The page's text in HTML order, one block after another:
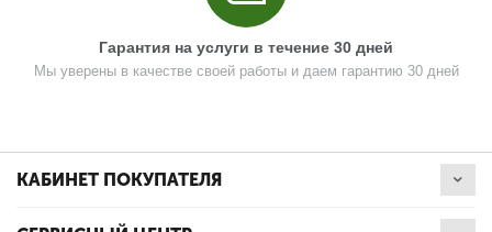
Гарантия на услуги в течение 30 дней
Мы уверены в качестве своей работы и даем гарантию 30 дней
КАБИНЕТ ПОКУПАТЕЛЯ